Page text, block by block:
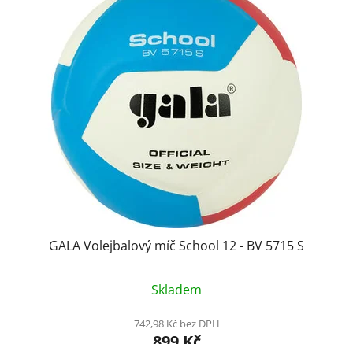
GALA Volejbalový míč School 12 - BV 5715 S
hodnocení
produktu
je
Skladem
742,98 Kč bez DPH